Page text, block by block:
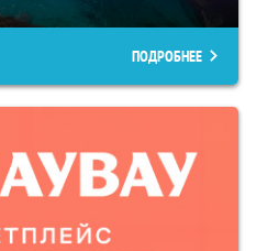
ПОДРОБНЕЕ